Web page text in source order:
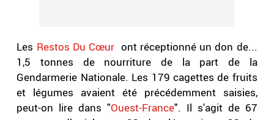
Les Restos Du Cœur ont réceptionné un don de...
1,5 tonnes de nourriture de la part de la
Gendarmerie Nationale. Les 179 cagettes de fruits
et légumes avaient été précédemment saisies,
peut-on lire dans "Ouest-France". Il s'agit de 67